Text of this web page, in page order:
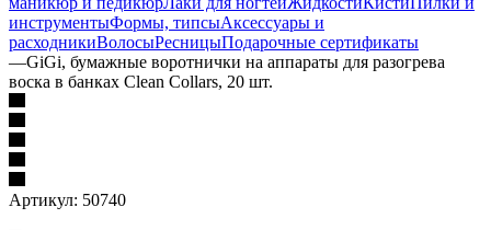
инструментыФормы, типсыАксессуары и
расходникиВолосыРесницыПодарочные сертификаты
—GiGi, бумажные воротнички на аппараты для разогрева
воска в банках Clean Collars, 20 шт.
Артикул: 50740